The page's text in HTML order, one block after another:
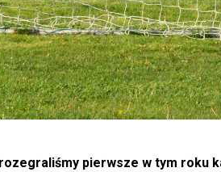
pierwsze w tym roku